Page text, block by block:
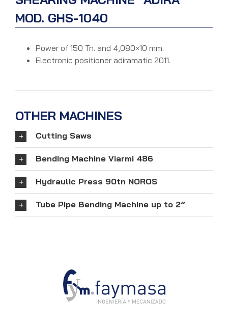
MOD. GHS-1040
Power of 150 Tn. and 4,080×10 mm.
Electronic positioner adiramatic 2011.
OTHER MACHINES
Cutting Saws
Bending Machine Viarmi 486
Hydraulic Press 90tn NOROS
Tube Pipe Bending Machine up to 2”